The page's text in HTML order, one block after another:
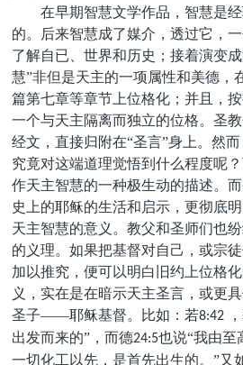
在早期智慧文学作品，智慧是
的。后来智慧成了媒介，透过它，
了解自已、世界和历史；接着演变
慧”非但是天主的一项属性和美德，
篇第七章等章节上位格化；并且，
一个与天主隔离而独立的位格。圣
经文，直接归附在“圣言”身上。然
究竟对这端道理觉悟到什么程度呢
作天主智慧的一种极生动的描述。
史上的耶稣的生活和启示，更彻底
天主智慧的意义。教父和圣师们也
的义理。如果把基督对自己，或宗
加以推究，便可以明白旧约上位格
义，实在是在暗示天主圣言，或更
圣子——耶稣基督。比如：若8:42
出发而来的”，而德24:5也说“我由至
一切化工以先，是首先出生的。”又